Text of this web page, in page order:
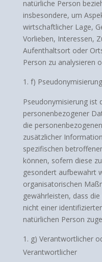
natürliche Person
insbesondere, um
wirtschaftlicher Lage,
Vorlieben, Interessen,
Aufenthaltsort oder
Person zu analysieren
f) Pseudonymisierung
Pseudonymisierung ist
personenbezogener
die
zusätzlicher
spezifischen
können, sofern diese
gesondert aufbewahrt
organisatorischen
gewährleisten, dass
nicht einer
natürlichen Person
g) Verantwortlicher
Verantwortlicher